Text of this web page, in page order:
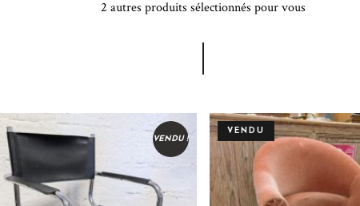
2 autres produits sélectionnés pour vous
VENDU !
VENDU